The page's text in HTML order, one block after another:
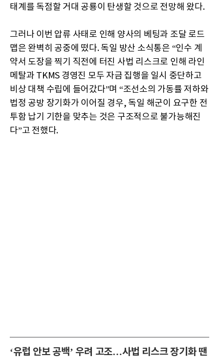
태계를 독점할 거대 공룡이 탄생할 것으로 전망해 왔다.
그러나 이번 압류 사태로 인해 양사의 베팅과 조달 로드
맵은 완벽히 공중에 떴다. 독일 방산 소식통은 “인수 계
약서 도장을 찍기 직전에 터진 사법 리스크로 인해 라인
메탈과 TKMS 경영진 모두 자금 집행을 일시 중단하고
비상 대책 수립에 들어갔다”며 “조선소의 가동률 저하와
법정 공방 장기화가 이어질 경우, 독일 해군이 요구한 전
투함 납기 기한을 맞추는 것은 구조적으로 불가능해진
다”고 전했다.
‘유럽 안보 공백’ 우려 고조…사법 리스크 장기화 땐